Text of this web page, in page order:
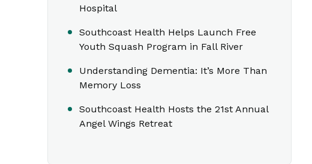
Hospital
Southcoast Health Helps Launch Free
Youth Squash Program in Fall River
Understanding Dementia: It’s More Than
Memory Loss
Southcoast Health Hosts the 21st Annual
Angel Wings Retreat